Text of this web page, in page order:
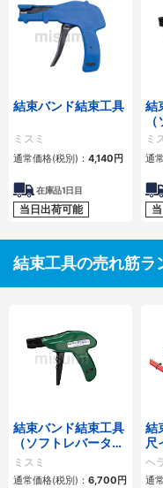
結束バンド結束工具
ミスミ
通常価格(税別)： 4,140円
在庫品1日目
当日出荷可能
結
プ
ミ
通
結束工具の売れ筋ラ
結束バンド結束工具
（ソフトレバータイ
プ）
ミスミ
通常価格(税別)： 6,700円
結
尺
／
工
ヘ
通